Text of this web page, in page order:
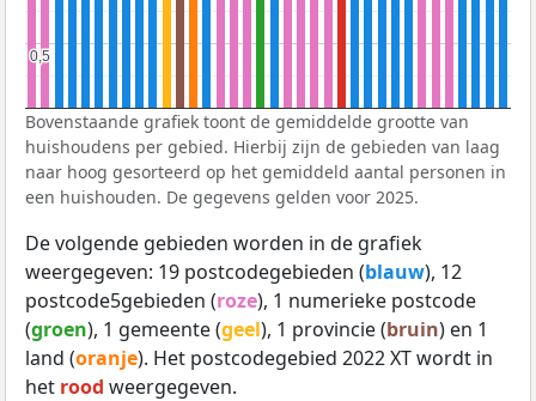
0,5
0,5
Bovenstaande grafiek toont de gemiddelde grootte van
huishoudens per gebied. Hierbij zijn de gebieden van laag
naar hoog gesorteerd op het gemiddeld aantal personen in
een huishouden. De gegevens gelden voor 2025.
De volgende gebieden worden in de grafiek
weergegeven: 19 postcodegebieden (blauw), 12
postcode5gebieden (roze), 1 numerieke postcode
(groen), 1 gemeente (geel), 1 provincie (bruin) en 1
land (oranje). Het postcodegebied 2022 XT wordt in
het rood weergegeven.